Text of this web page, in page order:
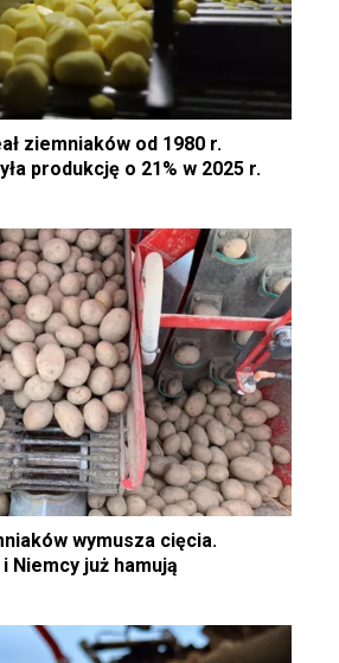
ziemniaków od 1980 r.
produkcję o 21% w 2025 r.
wymusza cięcia.
Niemcy już hamują